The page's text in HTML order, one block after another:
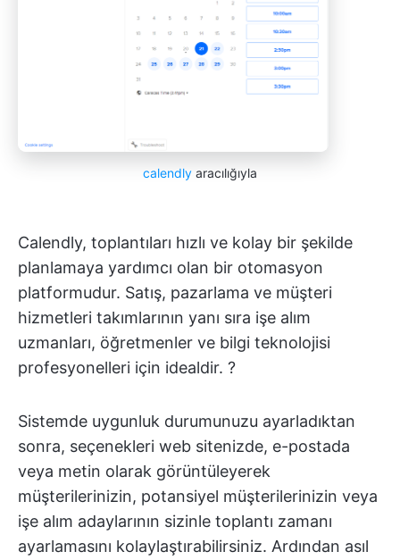
calendly aracılığıyla
Calendly, toplantıları hızlı ve kolay bir şekilde
planlamaya yardımcı olan bir otomasyon
platformudur. Satış, pazarlama ve müşteri
hizmetleri takımlarının yanı sıra işe alım
uzmanları, öğretmenler ve bilgi teknolojisi
profesyonelleri için idealdir. ?️
Sistemde uygunluk durumunuzu ayarladıktan
sonra, seçenekleri web sitenizde, e-postada
veya metin olarak görüntüleyerek
müşterilerinizin, potansiyel müşterilerinizin veya
işe alım adaylarının sizinle toplantı zamanı
ayarlamasını kolaylaştırabilirsiniz. Ardından asıl